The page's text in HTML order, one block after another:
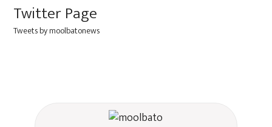
Twitter Page
Tweets by moolbatonews